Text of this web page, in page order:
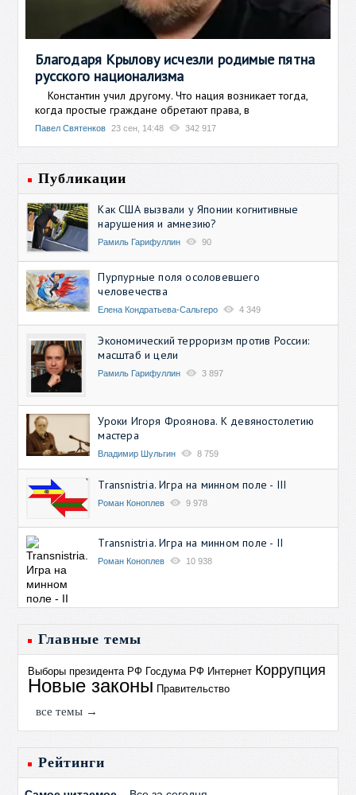
Благодаря Крылову исчезли родимые пятна
русского национализма
Константин учил другому. Что нация возникает тогда,
когда простые граждане обретают права, в
Павел Святенков 23 сен, 14:48 342 917
Публикации
Как США вызвали у Японии когнитивные
нарушения и амнезию?
Рамиль Гарифуллин 90
Пурпурные поля осоловевшего
человечества
Елена Кондратьева-Сальгеро 4 349
Экономический терроризм против России:
масштаб и цели
Рамиль Гарифуллин 3 897
Уроки Игоря Фроянова. К девяностолетию
мастера
Владимир Шульгин 8 759
Transnistria. Игра на минном поле - III
Роман Коноплев 9 978
Transnistria. Игра на минном поле - II
Роман Коноплев 10 938
Главные темы
Выборы президента РФ Госдума РФ Интернет Коррупция
Новые законы Правительство
все темы →
Рейтинги